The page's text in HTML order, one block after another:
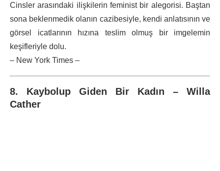
Cinsler arasındaki ilişkilerin feminist bir alegorisi. Baştan
sona beklenmedik olanın cazibesiyle, kendi anlatısının ve
görsel icatlarının hızına teslim olmuş bir imgelemin
keşifleriyle dolu.
– New York Times –
8. Kaybolup Giden Bir Kadın – Willa
Cather